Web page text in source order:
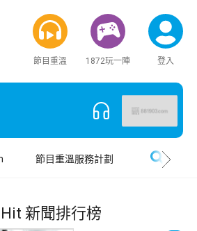
節目重溫 1872玩一陣 登入
節目重溫服務計劃
新聞排行榜